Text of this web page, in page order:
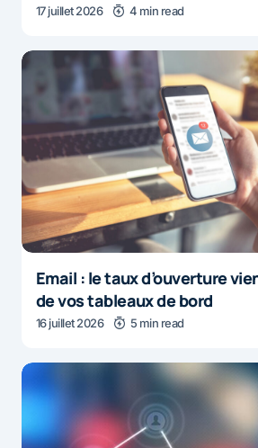
17 juillet 2026 4 min read
Email : le taux d’ouverture
de vos tableaux de bord
16 juillet 2026 5 min read